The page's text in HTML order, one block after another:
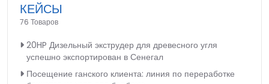
КЕЙСЫ
76 Товаров
20HP Дизельный экструдер для древесного угля
успешно экспортирован в Сенегал
Посещение ганского клиента: линия по переработке